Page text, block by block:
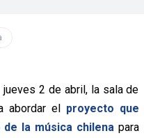
2 de abril, la sala de
abordar el proyecto que
la música chilena para